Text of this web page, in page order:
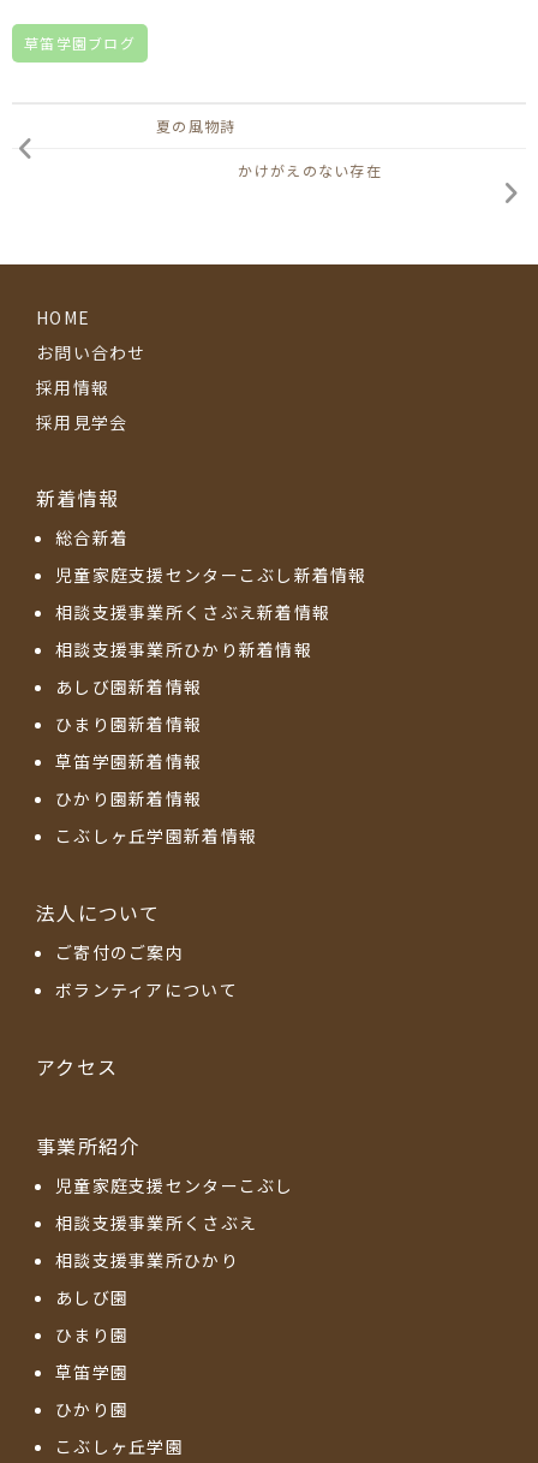
草笛学園ブログ
夏の風物詩
かけがえのない存在
HOME
お問い合わせ
採用情報
採用見学会
新着情報
総合新着
児童家庭支援センターこぶし新着情報
相談支援事業所くさぶえ新着情報
相談支援事業所ひかり新着情報
あしび園新着情報
ひまり園新着情報
草笛学園新着情報
ひかり園新着情報
こぶしヶ丘学園新着情報
法人について
ご寄付のご案内
ボランティアについて
アクセス
事業所紹介
児童家庭支援センターこぶし
相談支援事業所くさぶえ
相談支援事業所ひかり
あしび園
ひまり園
草笛学園
ひかり園
こぶしヶ丘学園